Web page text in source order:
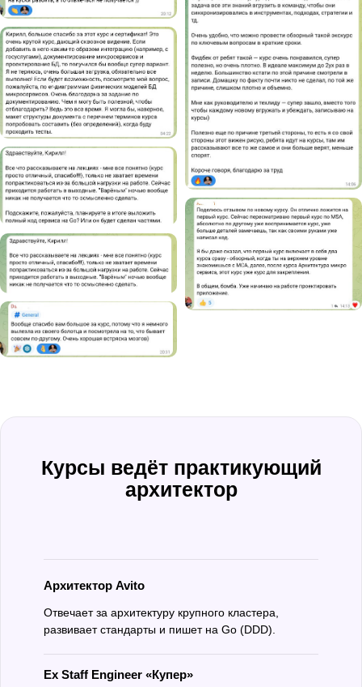
Архитектор Avito
Отвечает за архитектуру крупного кластера,
развивает стандарты и пишет на Go (DDD).
Ex Staff Engineer «Купер»
Курсы ведёт практикующий
архитектор